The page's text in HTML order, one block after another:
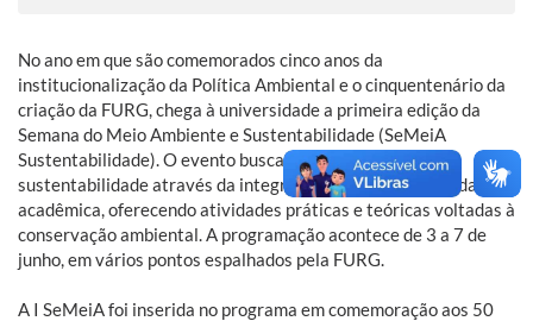
No ano em que são comemorados cinco anos da
institucionalização da Política Ambiental e o cinquentenário da
criação da FURG, chega à universidade a primeira edição da
Semana do Meio Ambiente e Sustentabilidade (SeMeiA
Sustentabilidade). O evento busca promover a cultura da
sustentabilidade através da integração de toda a comunidade
acadêmica, oferecendo atividades práticas e teóricas voltadas à
conservação ambiental. A programação acontece de 3 a 7 de
junho, em vários pontos espalhados pela FURG.
A I SeMeiA foi inserida no programa em comemoração aos 50